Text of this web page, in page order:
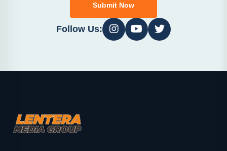
Submit Now
Follow Us: